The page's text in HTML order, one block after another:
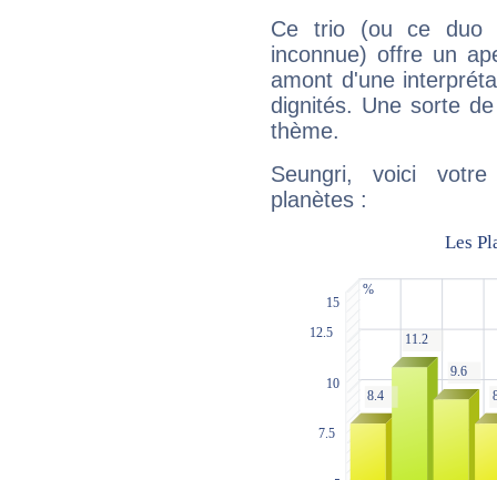
Ce trio (ou ce duo
inconnue) offre un
amont d'une
dignités. Une sorte
thème.
Seungri, voici
planètes :